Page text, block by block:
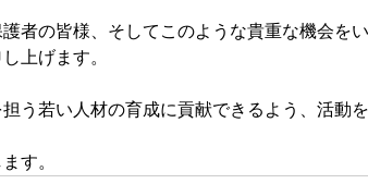
者の皆様、そしてこのような貴重な機会を
上げます。
う若い人材の育成に貢献できるよう、活動
す。